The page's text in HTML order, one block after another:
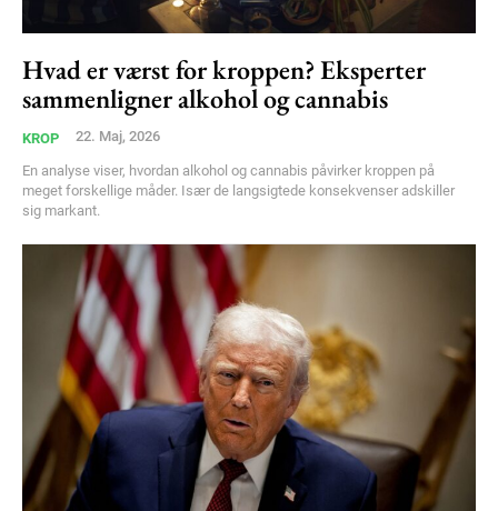
Subscription Plans
Hvad er værst for kroppen? Eksperter
sammenligner alkohol og cannabis
KROP 22. Maj, 2026
En analyse viser, hvordan alkohol og cannabis påvirker kroppen på
meget forskellige måder. Især de langsigtede konsekvenser adskiller
sig markant.